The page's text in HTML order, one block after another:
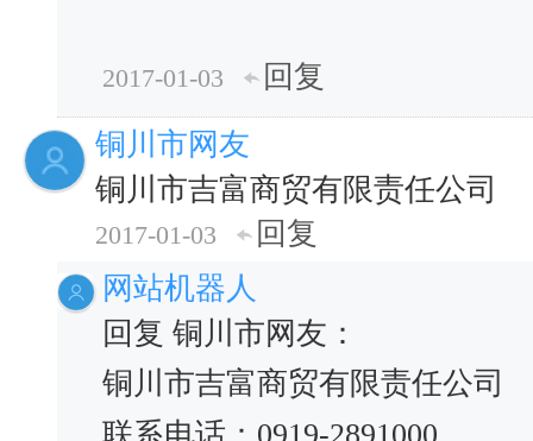
2017-01-03
回复
铜川市网友
铜川市吉富商贸有限责任公司
2017-01-03
回复
网站机器人
回复 铜川市网友：
铜川市吉富商贸有限责任公司
联系电话：0919-2891000